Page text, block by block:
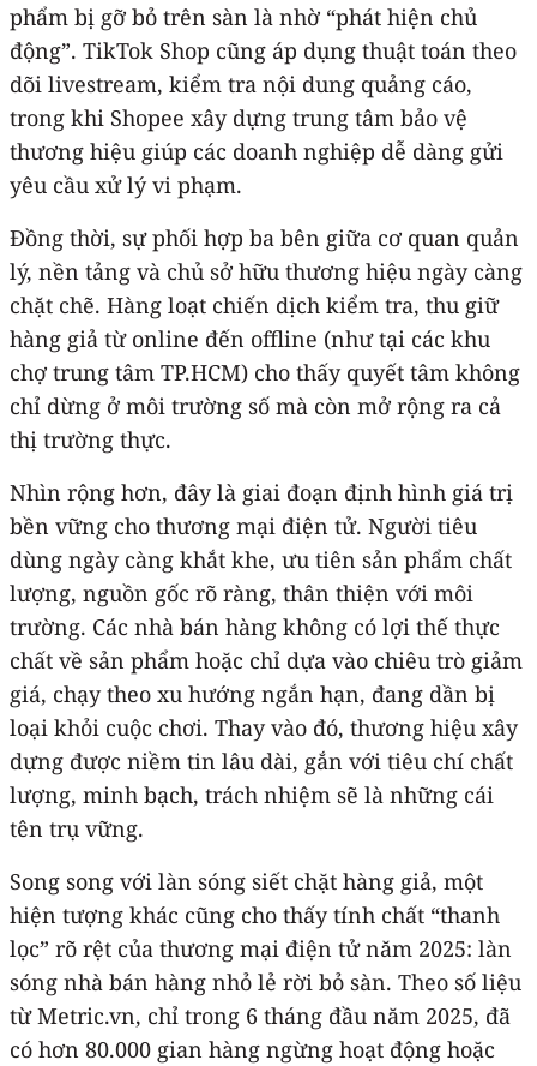
phẩm bị gỡ bỏ trên sàn là nhờ “phát hiện chủ
động”. TikTok Shop cũng áp dụng thuật toán theo
dõi livestream, kiểm tra nội dung quảng cáo,
trong khi Shopee xây dựng trung tâm bảo vệ
thương hiệu giúp các doanh nghiệp dễ dàng gửi
yêu cầu xử lý vi phạm.
Đồng thời, sự phối hợp ba bên giữa cơ quan quản
lý, nền tảng và chủ sở hữu thương hiệu ngày càng
chặt chẽ. Hàng loạt chiến dịch kiểm tra, thu giữ
hàng giả từ online đến offline (như tại các khu
chợ trung tâm TP.HCM) cho thấy quyết tâm không
chỉ dừng ở môi trường số mà còn mở rộng ra cả
thị trường thực.
Nhìn rộng hơn, đây là giai đoạn định hình giá trị
bền vững cho thương mại điện tử. Người tiêu
dùng ngày càng khắt khe, ưu tiên sản phẩm chất
lượng, nguồn gốc rõ ràng, thân thiện với môi
trường. Các nhà bán hàng không có lợi thế thực
chất về sản phẩm hoặc chỉ dựa vào chiêu trò giảm
giá, chạy theo xu hướng ngắn hạn, đang dần bị
loại khỏi cuộc chơi. Thay vào đó, thương hiệu xây
dựng được niềm tin lâu dài, gắn với tiêu chí chất
lượng, minh bạch, trách nhiệm sẽ là những cái
tên trụ vững.
Song song với làn sóng siết chặt hàng giả, một
hiện tượng khác cũng cho thấy tính chất “thanh
lọc” rõ rệt của thương mại điện tử năm 2025: làn
sóng nhà bán hàng nhỏ lẻ rời bỏ sàn. Theo số liệu
từ Metric.vn, chỉ trong 6 tháng đầu năm 2025, đã
có hơn 80.000 gian hàng ngừng hoạt động hoặc